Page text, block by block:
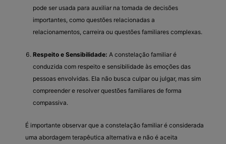
pode ser usada para auxiliar na tomada de decisões
importantes, como questões relacionadas a
relacionamentos, carreira ou questões familiares complexas.
Respeito e Sensibilidade: A constelação familiar é
conduzida com respeito e sensibilidade às emoções das
pessoas envolvidas. Ela não busca culpar ou julgar, mas sim
compreender e resolver questões familiares de forma
compassiva.
É importante observar que a constelação familiar é considerada
uma abordagem terapêutica alternativa e não é aceita